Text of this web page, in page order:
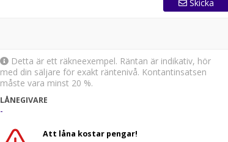
Skicka
Detta är ett räkneexempel. Räntan är indikativ, hör
med din säljare för exakt räntenivå. Kontantinsatsen
måste vara minst 20 %.
LÅNEGIVARE
-
Att låna kostar pengar!